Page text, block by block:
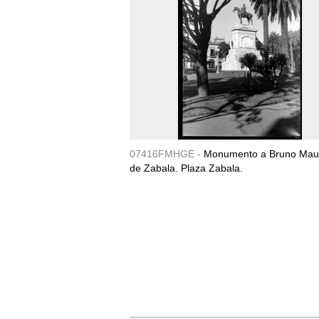
07416FMHGE - Monumento a Bruno
de Zabala. Plaza Zabala.